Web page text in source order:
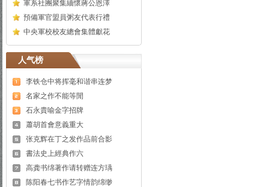
軍系社團聚集緬懷蔣公恩澤
預備軍官盟員粥友代表行禮
中央軍校校友總會集體獻花
人气榜
李铁仓中将挥毫和谐串连梦
名家之作不能等閒
石永貴喻金字招牌
蕭胡首會意義重大
张克辉在丁之发作品前合影
書法史上經典作六
高龚书绵著作请转赠连方瑀
陈阳春七书作艺字情韵绵缈